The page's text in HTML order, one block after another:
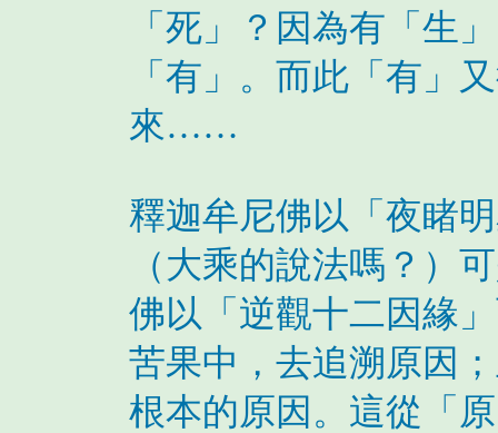
「死」？因為有「生
「有」。而此「有」
來……
釋迦牟尼佛以「夜睹
（大乘的說法嗎？）
佛以「逆觀十二因緣
苦果中，去追溯原因
根本的原因。這從「